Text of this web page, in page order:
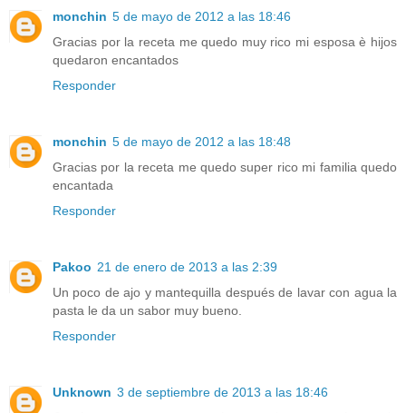
monchin 5 de mayo de 2012 a las 18:46
Gracias por la receta me quedo muy rico mi esposa è hijos
quedaron encantados
Responder
monchin 5 de mayo de 2012 a las 18:48
Gracias por la receta me quedo super rico mi familia quedo
encantada
Responder
Pakoo 21 de enero de 2013 a las 2:39
Un poco de ajo y mantequilla después de lavar con agua la
pasta le da un sabor muy bueno.
Responder
Unknown 3 de septiembre de 2013 a las 18:46